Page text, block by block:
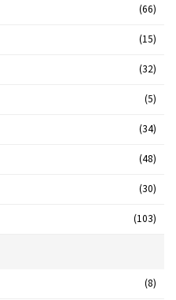
(66)
(15)
(32)
(5)
(34)
(48)
(30)
(103)
(8)